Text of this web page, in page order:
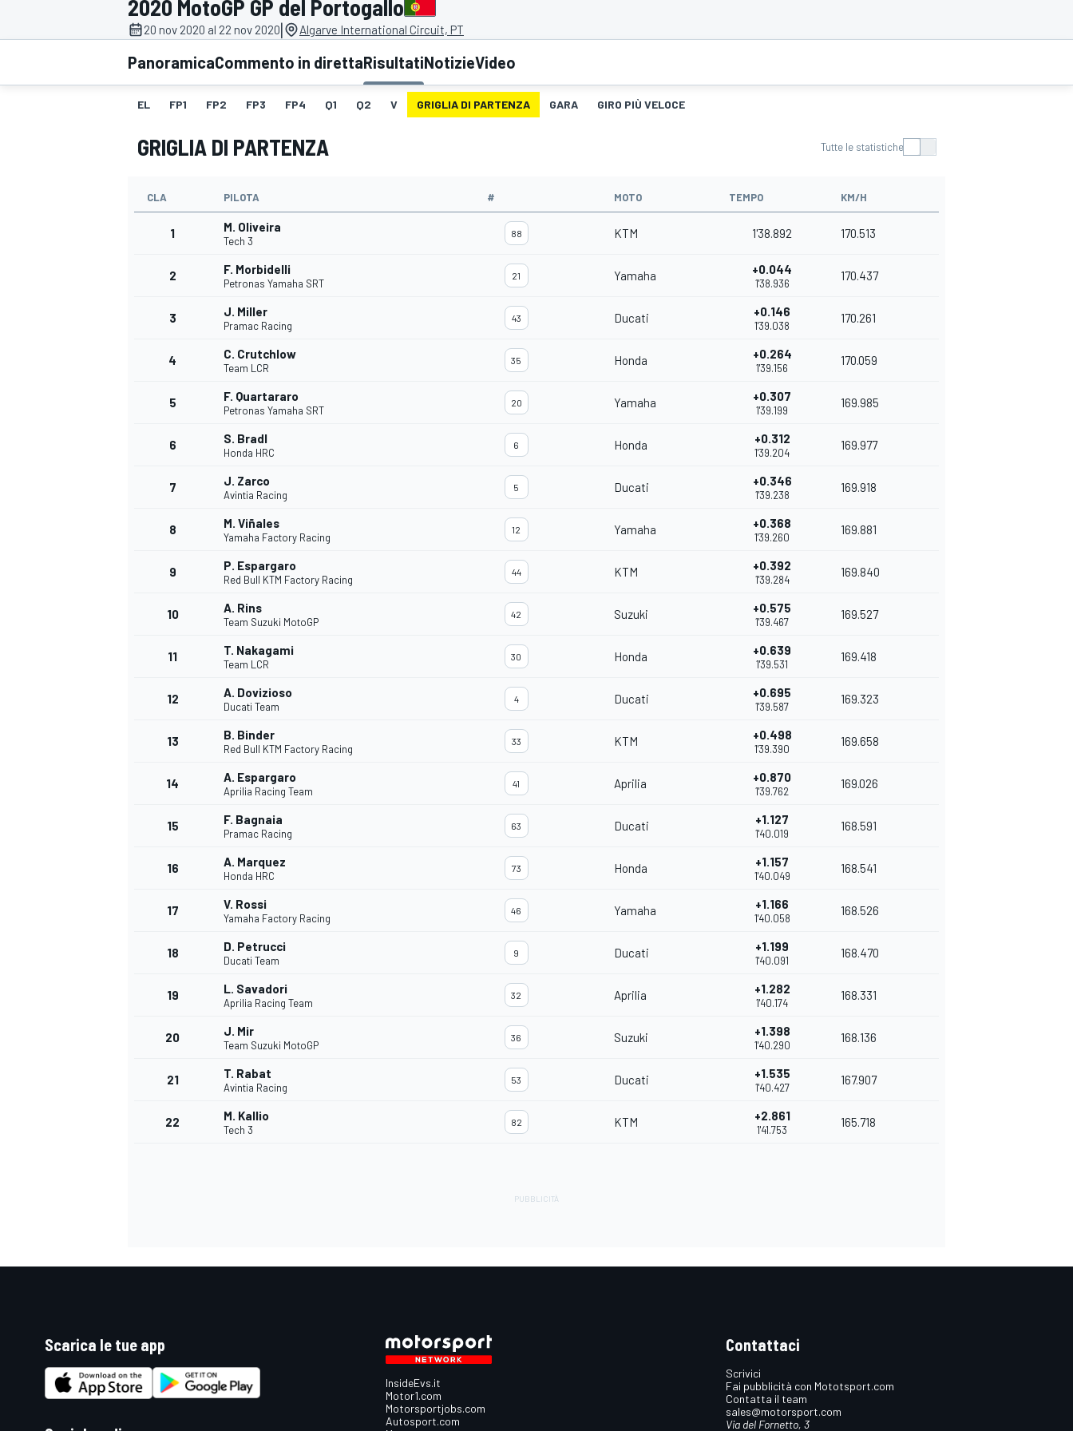
MOTOGP WEC
WRC
MONOPOSTO
2020 MotoGP GP del Portogallo
20 nov 2020 al 22 nov 2020| Algarve International Circuit, PT
PanoramicaCommento in direttaRisultatiNotizieVideo
EL FP1 FP2 FP3 FP4 Q1 Q2 V GRIGLIA DI PARTENZA GARA GIRO PIÙ VELOCE
GRIGLIA DI PARTENZA Tutte le statistiche
CLA PILOTA # MOTO TEMPO KM/H
1 M. Oliveira
Tech 3
88 KTM 1'38.892 170.513
2 F. Morbidelli
Petronas Yamaha SRT
21 Yamaha +0.044
1'38.936
170.437
3 J. Miller
Pramac Racing
43 Ducati +0.146
1'39.038
170.261
4 C. Crutchlow
Team LCR
35 Honda +0.264
1'39.156
170.059
5 F. Quartararo
Petronas Yamaha SRT
20 Yamaha +0.307
1'39.199
169.985
6 S. Bradl
Honda HRC
6 Honda +0.312
1'39.204
169.977
7 J. Zarco
Avintia Racing
5 Ducati +0.346
1'39.238
169.918
8 M. Viñales
Yamaha Factory Racing
12 Yamaha +0.368
1'39.260
169.881
9 P. Espargaro
Red Bull KTM Factory Racing
44 KTM +0.392
1'39.284
169.840
10 A. Rins
Team Suzuki MotoGP
42 Suzuki +0.575
1'39.467
169.527
11 T. Nakagami
Team LCR
30 Honda +0.639
1'39.531
169.418
12 A. Dovizioso
Ducati Team
4 Ducati +0.695
1'39.587
169.323
13 B. Binder
Red Bull KTM Factory Racing
33 KTM +0.498
1'39.390
169.658
14 A. Espargaro
Aprilia Racing Team
41 Aprilia +0.870
1'39.762
169.026
15 F. Bagnaia
Pramac Racing
63 Ducati +1.127
1'40.019
168.591
16 A. Marquez
Honda HRC
73 Honda +1.157
1'40.049
168.541
17 V. Rossi
Yamaha Factory Racing
46 Yamaha +1.166
1'40.058
168.526
18 D. Petrucci
Ducati Team
9 Ducati +1.199
1'40.091
168.470
19 L. Savadori
Aprilia Racing Team
32 Aprilia +1.282
1'40.174
168.331
20 J. Mir
Team Suzuki MotoGP
36 Suzuki +1.398
1'40.290
168.136
21 T. Rabat
Avintia Racing
53 Ducati +1.535
1'40.427
167.907
22 M. Kallio
Tech 3
82 KTM +2.861
1'41.753
165.718
Scarica le tue app
InsideEvs.it
Motor1.com
Motorsportjobs.com
Autosport.com
Contattaci
Scrivici
Fai pubblicità con Mototsport.com
Contatta il team
sales@motorsport.com
Via del Fornetto, 3